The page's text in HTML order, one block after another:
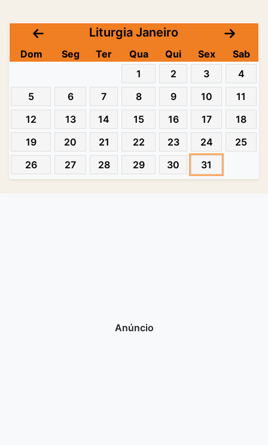
Liturgia Janeiro
Dom Seg Ter Qua Qui Sex
Sab
1
2 3
4
5
6 7 8 9 10
11
12
13 14 15 16 17
18
19
20 21 22 23 24
25
26
27 28 29 30 31